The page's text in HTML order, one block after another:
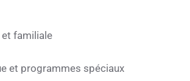
et familiale
et programmes spéciaux